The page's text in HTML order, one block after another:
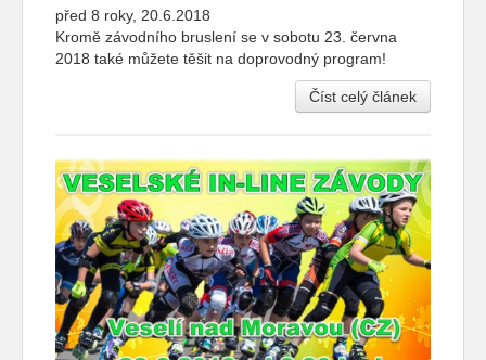
před 8 roky, 20.6.2018
Kromě závodního bruslení se v sobotu 23. června
2018 také můžete těšit na doprovodný program!
Číst celý článek